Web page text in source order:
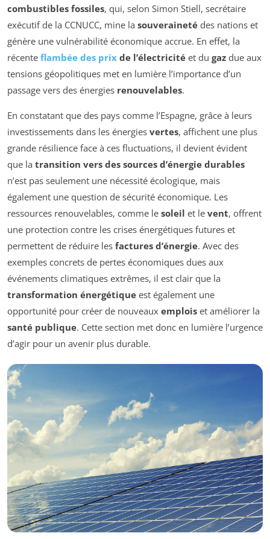
combustibles fossiles, qui, selon Simon Stiell, secrétaire
exécutif de la CCNUCC, mine la souveraineté des nations et
génère une vulnérabilité économique accrue. En effet, la
récente flambée des prix de l’électricité et du gaz due aux
tensions géopolitiques met en lumière l’importance d’un
passage vers des énergies renouvelables.
En constatant que des pays comme l’Espagne, grâce à leurs
investissements dans les énergies vertes, affichent une plus
grande résilience face à ces fluctuations, il devient évident
que la transition vers des sources d’énergie durables
n’est pas seulement une nécessité écologique, mais
également une question de sécurité économique. Les
ressources renouvelables, comme le soleil et le vent, offrent
une protection contre les crises énergétiques futures et
permettent de réduire les factures d’énergie. Avec des
exemples concrets de pertes économiques dues aux
événements climatiques extrêmes, il est clair que la
transformation énergétique est également une
opportunité pour créer de nouveaux emplois et améliorer la
santé publique. Cette section met donc en lumière l’urgence
d’agir pour un avenir plus durable.